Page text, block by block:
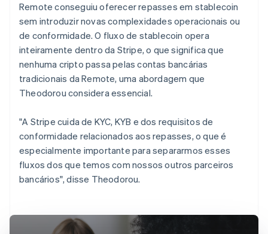
Remote conseguiu oferecer repasses em stablecoin
sem introduzir novas complexidades operacionais ou
de conformidade. O fluxo de stablecoin opera
inteiramente dentro da Stripe, o que significa que
nenhuma cripto passa pelas contas bancárias
tradicionais da Remote, uma abordagem que
Theodorou considera essencial.
"A Stripe cuida de KYC, KYB e dos requisitos de
conformidade relacionados aos repasses, o que é
especialmente importante para separarmos esses
fluxos dos que temos com nossos outros parceiros
bancários", disse Theodorou.